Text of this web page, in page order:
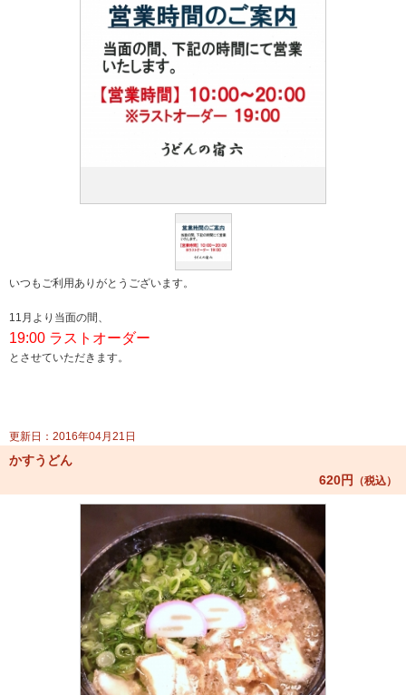
いつもご利用ありがとうございます。
11月より当面の間、
19:00 ラストオーダー
とさせていただきます。
更新日：2016年04月21日
かすうどん
620円
（税込）